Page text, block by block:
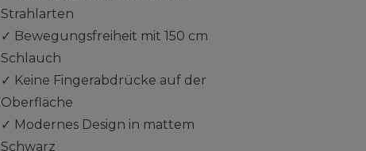
Strahlarten
✓ Bewegungsfreiheit mit 150 cm
Schlauch
✓ Keine Fingerabdrücke auf der
Oberfläche
✓ Modernes Design in mattem
Schwarz